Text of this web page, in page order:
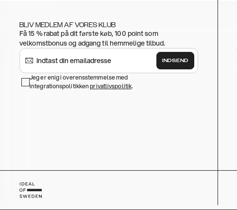
BLIV MEDLEM AF VORES KLUB
Få 15 % rabat på dit første køb, 100 point som
velkomstbonus og adgang til hemmelige tilbud.
INDSEND
Jeg er enig i overensstemmelse med
integrationspolitikkenprivatlivspolitik.